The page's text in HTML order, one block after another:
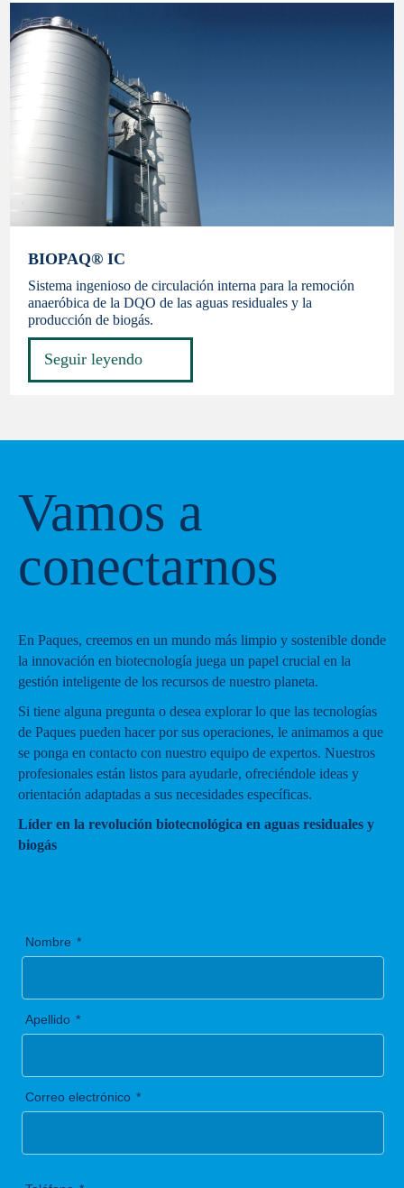
BIOPAQ® IC
Sistema ingenioso de circulación interna para la remoción
anaeróbica de la DQO de las aguas residuales y la
producción de biogás.
Seguir leyendo
Vamos a
conectarnos
En Paques, creemos en un mundo más limpio y sostenible donde
la innovación en biotecnología juega un papel crucial en la
gestión inteligente de los recursos de nuestro planeta.
Si tiene alguna pregunta o desea explorar lo que las tecnologías
de Paques pueden hacer por sus operaciones, le animamos a que
se ponga en contacto con nuestro equipo de expertos. Nuestros
profesionales están listos para ayudarle, ofreciéndole ideas y
orientación adaptadas a sus necesidades específicas.
Líder en la revolución biotecnológica en aguas residuales y
biogás
Nombre
Apellido
Correo electrónico